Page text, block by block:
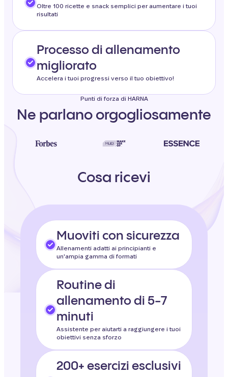
Oltre 100 ricette e snack semplici per aumentare i tuoi
risultati
Processo di allenamento
migliorato
Accelera i tuoi progressi verso il tuo obiettivo!
Punti di forza di HARNA
Ne parlano orgogliosamente
Cosa ricevi
Muoviti con sicurezza
Allenamenti adatti ai principianti e
un'ampia gamma di formati
Routine di
allenamento di 5-7
minuti
Assistente per aiutarti a raggiungere i tuoi
obiettivi senza sforzo
200+ esercizi esclusivi